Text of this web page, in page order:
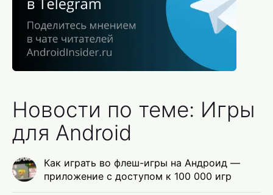
Новости по теме: Игры
для Android
Как играть во флеш-игры на Андроид —
приложение с доступом к 100 000 игр